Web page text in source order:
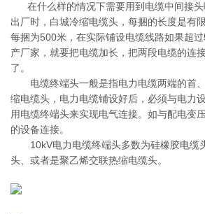
在什么样的情况下需要用到电缆中间接
出厂时，白城冷缩电缆头，每捆的长度是有
每捆为500米，在实际铺设电缆线路如果超
产厂家，就要把电缆加长，把两段电缆的连
了。
电缆终端头一般是指电力电缆两端的首
缩电缆头，电力电缆铺设好后，必须与电力
用电缆终端头来实现电气连接。如与配电变
的设备连接。
10kV电力电缆终端头多数为硅橡胶电缆
头、或者是聚乙烯交联热缩电缆头。